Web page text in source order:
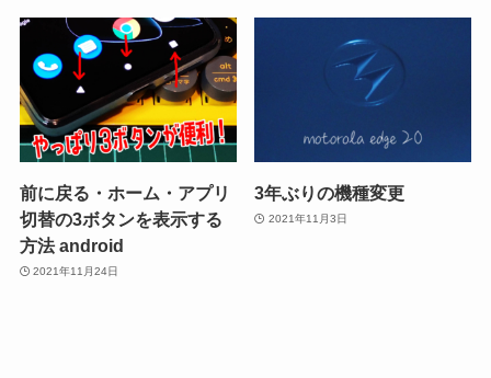
前に戻る・ホーム・アプリ
切替の3ボタンを表示する
方法 android
2021年11月24日
3年ぶりの機種変更
2021年11月3日